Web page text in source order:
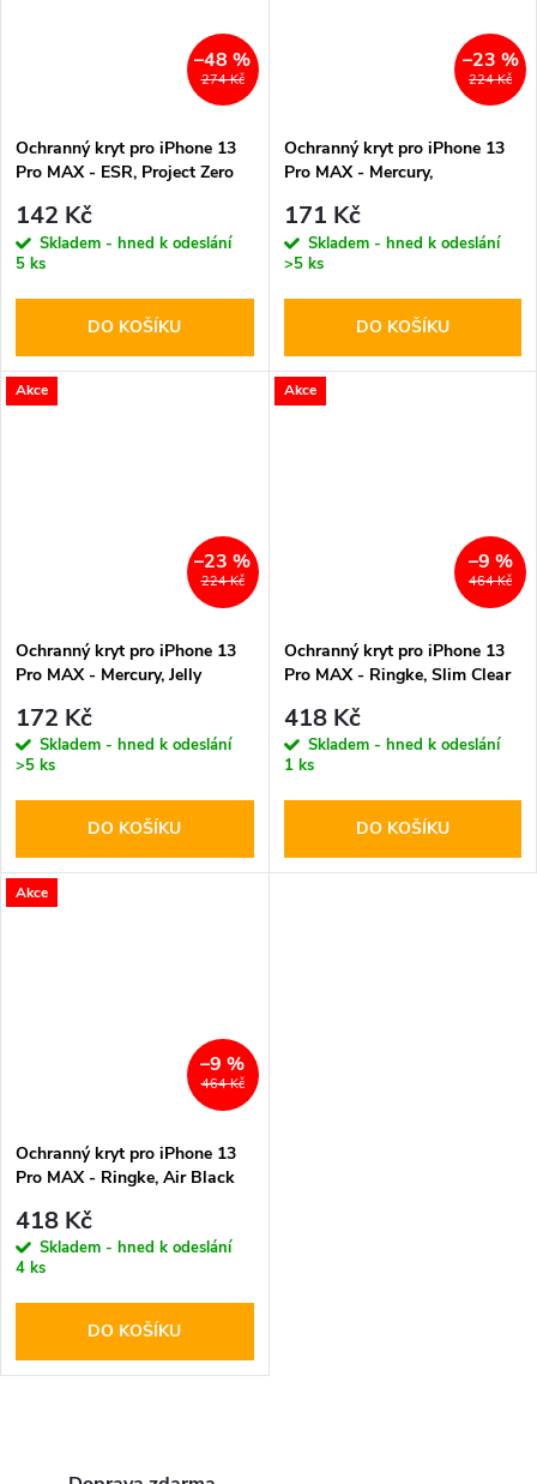
274 Kč
–48 %
Ochranný kryt pro iPhone 13
Pro MAX - ESR, Project Zero
142 Kč
Skladem - hned k odeslání
5 ks
DO KOŠÍKU
224 Kč
–23 %
Ochranný kryt pro iPhone 13
Pro MAX - Mercury,
171 Kč
Skladem - hned k odeslání
>5 ks
DO KOŠÍKU
Akce
224 Kč
–23 %
Ochranný kryt pro iPhone 13
Pro MAX - Mercury, Jelly
172 Kč
Skladem - hned k odeslání
>5 ks
DO KOŠÍKU
Akce
464 Kč
–9 %
Ochranný kryt pro iPhone 13
Pro MAX - Ringke, Slim Clear
418 Kč
Skladem - hned k odeslání
1 ks
DO KOŠÍKU
Akce
464 Kč
–9 %
Ochranný kryt pro iPhone 13
Pro MAX - Ringke, Air Black
418 Kč
Skladem - hned k odeslání
4 ks
DO KOŠÍKU